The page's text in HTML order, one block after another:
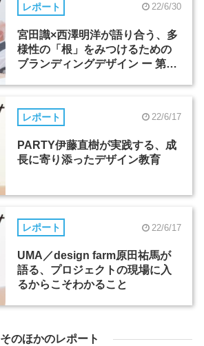
レポート 22/6/30
宮田識×西澤明洋が語り合う、多
様性の「根」をみつけるための
ブランディングデザイン ー 第9
レポート 22/6/17
PARTY伊藤直樹が実践する、成
長に寄り添ったデザイン教育
レポート 22/6/17
UMA／design farm原田祐馬が
語る、プロジェクトの現場に入
るからこそわかること
そのほかのレポート